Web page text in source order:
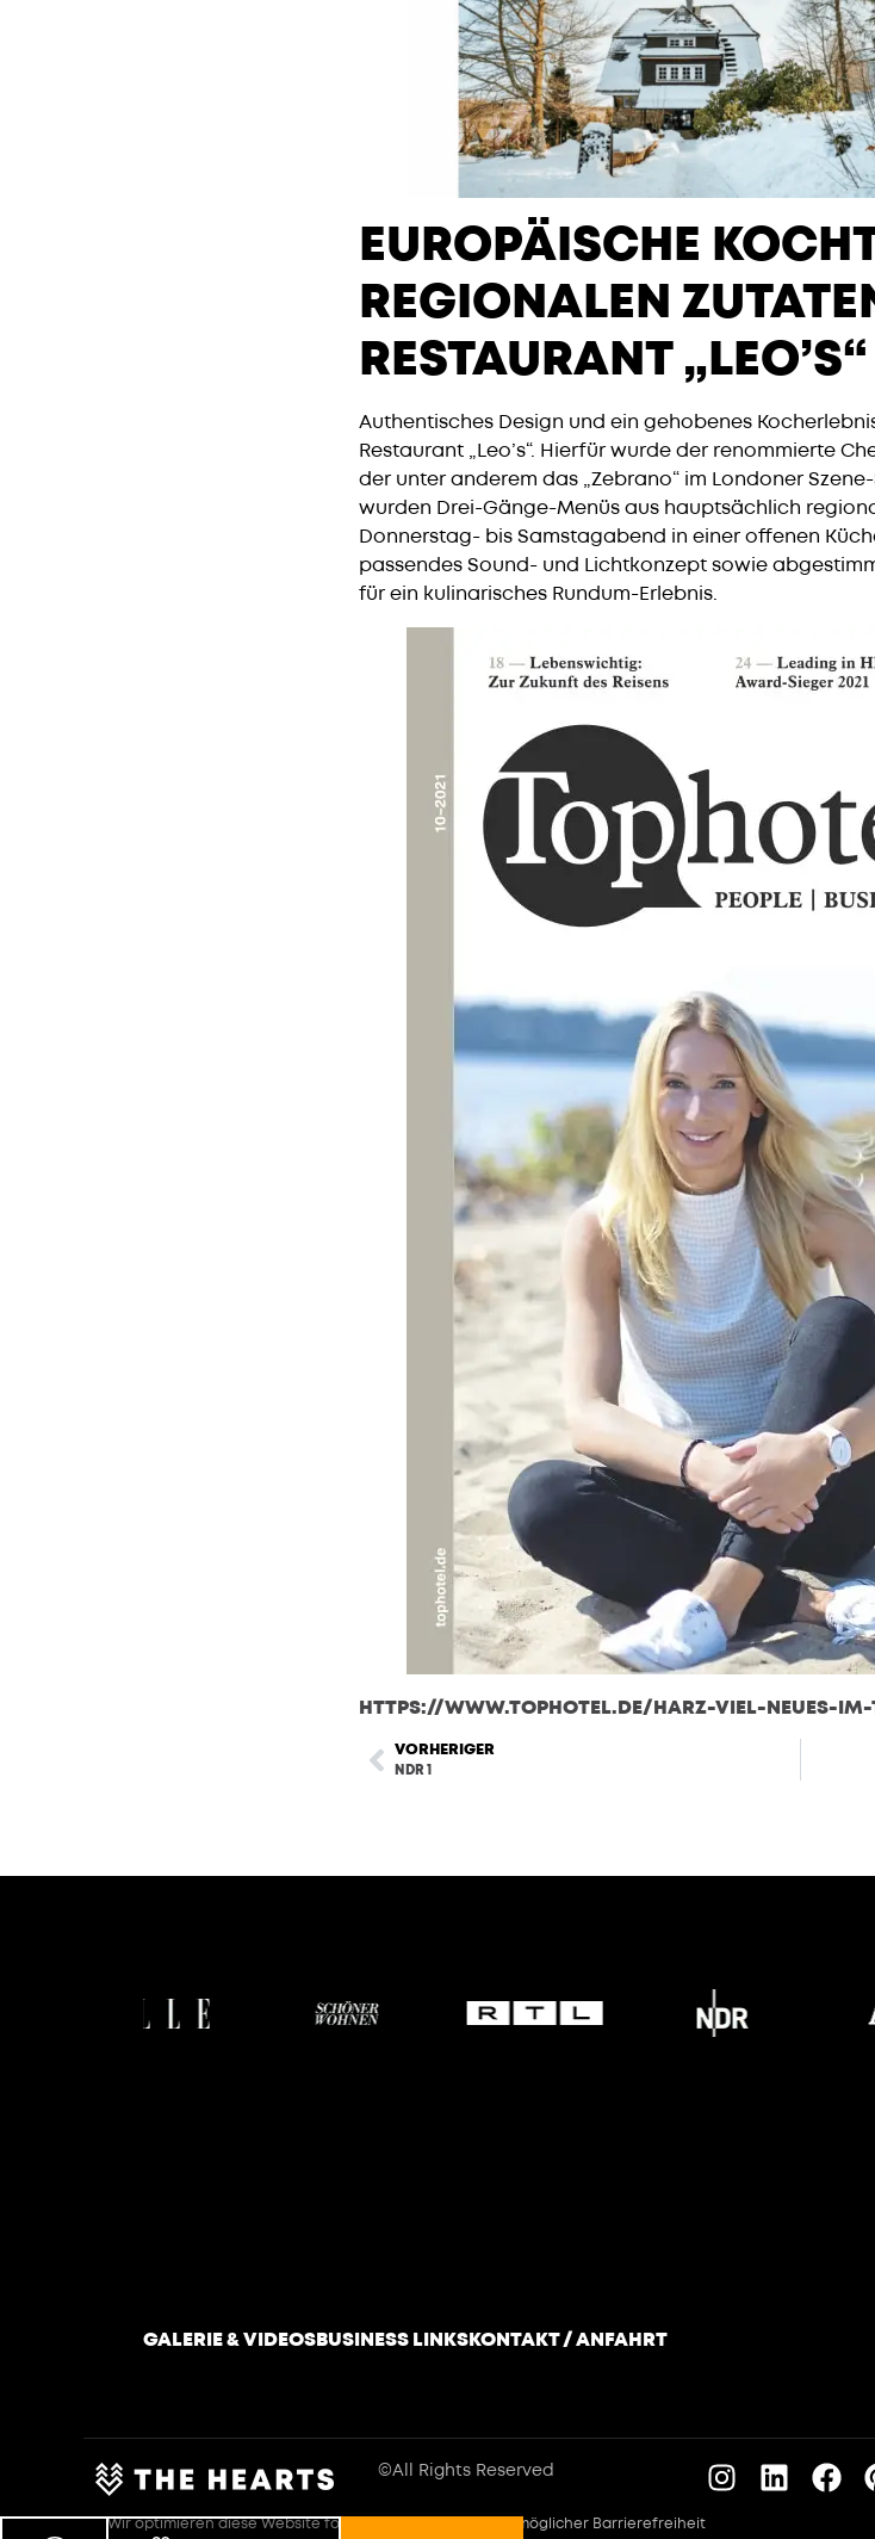
EUROPÄISCHE
REGIONALEN
RESTAURANT „LEO’S“
Authentisches Design und ein gehobenes
Restaurant „Leo’s“. Hierfür wurde der renommierte
der unter anderem das „Zebrano“ im Londoner
wurden Drei-Gänge-Menüs aus hauptsächlich
Donnerstag- bis Samstagabend in einer offenen
passendes Sound- und Lichtkonzept sowie
für ein kulinarisches Rundum-Erlebnis.
HTTPS://WWW.TOPHOTEL.DE/HARZ-VIEL-NEUES-IM-
VORHERIGER
NDR 1
GALERIE & VIDEOSBUSINESS LINKSKONTAKT / ANFAHRT
©All Rights Reserved
Wir optimieren diese Website fortlaufend im Sinne größtmöglicher Barrierefreiheit